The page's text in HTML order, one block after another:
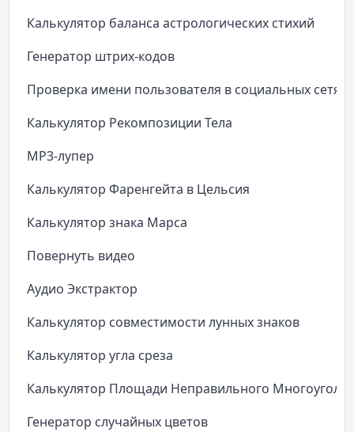
Калькулятор баланса астрологических стихий
Генератор штрих-кодов
Проверка имени пользователя в социальных сетях
Калькулятор Рекомпозиции Тела
MP3-лупер
Калькулятор Фаренгейта в Цельсия
Калькулятор знака Марса
Повернуть видео
Аудио Экстрактор
Калькулятор совместимости лунных знаков
Калькулятор угла среза
Калькулятор Площади Неправильного
Генератор случайных цветов